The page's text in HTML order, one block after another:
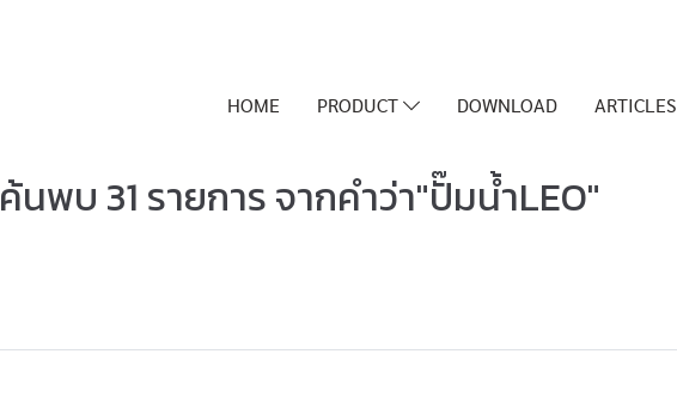
HOME PRODUCT DOWNLOAD ARTICLES
ค้นพบ 31 รายการ จากคำว่า"ปั๊มน้ำLEO"